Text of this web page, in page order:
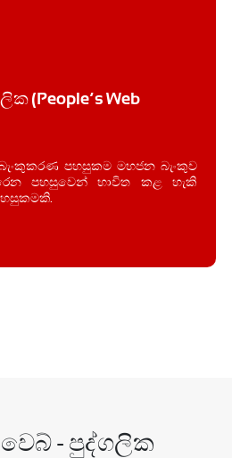
(People’s Web –
පහසුකම මහජන බැංකුව
පහසුවෙන් භාවිත කළ හැකි
- පුද්ගලික